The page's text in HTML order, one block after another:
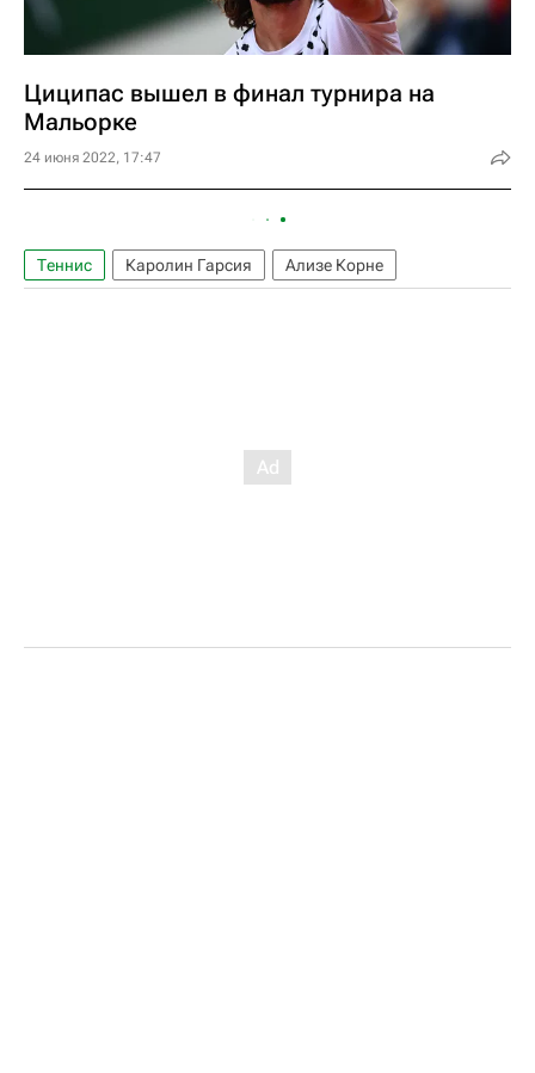
Циципас вышел в финал турнира на
Мальорке
24 июня 2022, 17:47
Теннис Каролин Гарсия Ализе Корне